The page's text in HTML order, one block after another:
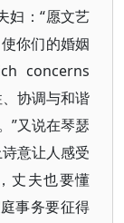
妇：“愿文艺
你们的婚姻
concerns
协调与和谐
”又说在琴瑟
意让人感受
丈夫也要懂
事务要征得